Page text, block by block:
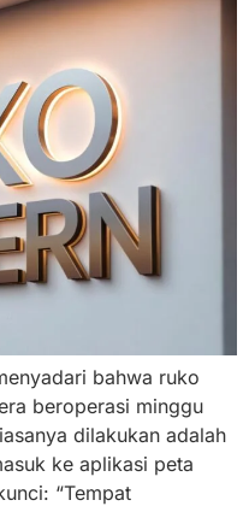
bahwa ruko
beroperasi minggu
dilakukan adalah
ke aplikasi peta
“Tempat